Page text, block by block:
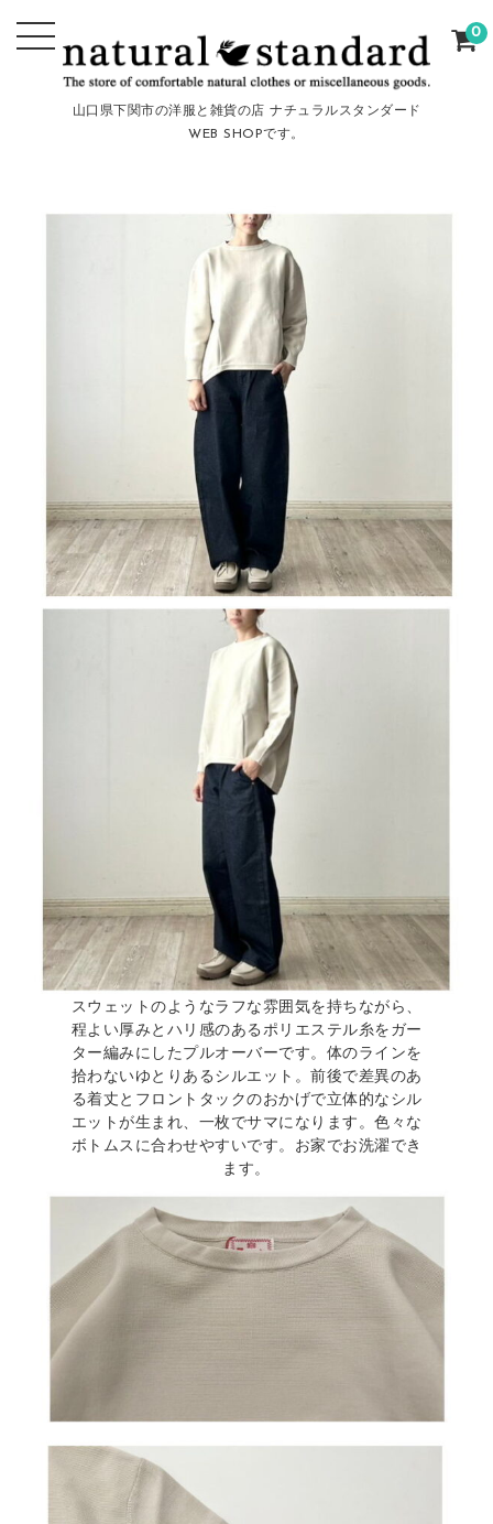
山口県下関市の洋服と雑貨の店 ナチュラルスタンダード
WEB SHOPです。
0
スウェットのようなラフな雰囲気を持ちながら、
程よい厚みとハリ感のあるポリエステル糸をガー
ター編みにしたプルオーバーです。体のラインを
拾わないゆとりあるシルエット。前後で差異のあ
る着丈とフロントタックのおかげで立体的なシル
エットが生まれ、一枚でサマになります。色々な
ボトムスに合わせやすいです。お家でお洗濯でき
ます。